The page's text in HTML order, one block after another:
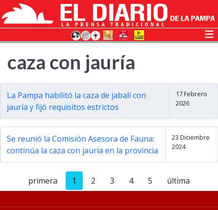
caza con jauría
La Pampa habilitó la caza de jabalí con
jauría y fijó requisitos estrictos
17 Febrero
2026
Se reunió la Comisión Asesora de Fauna:
continúa la caza con jauría en la provincia
23 Diciembre
2024
primera 1 2 3 4 5 última